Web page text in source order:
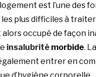
logement est l’une des
plus difficiles à traiter
occupé de façon
insalubrité morbide.
entrer en